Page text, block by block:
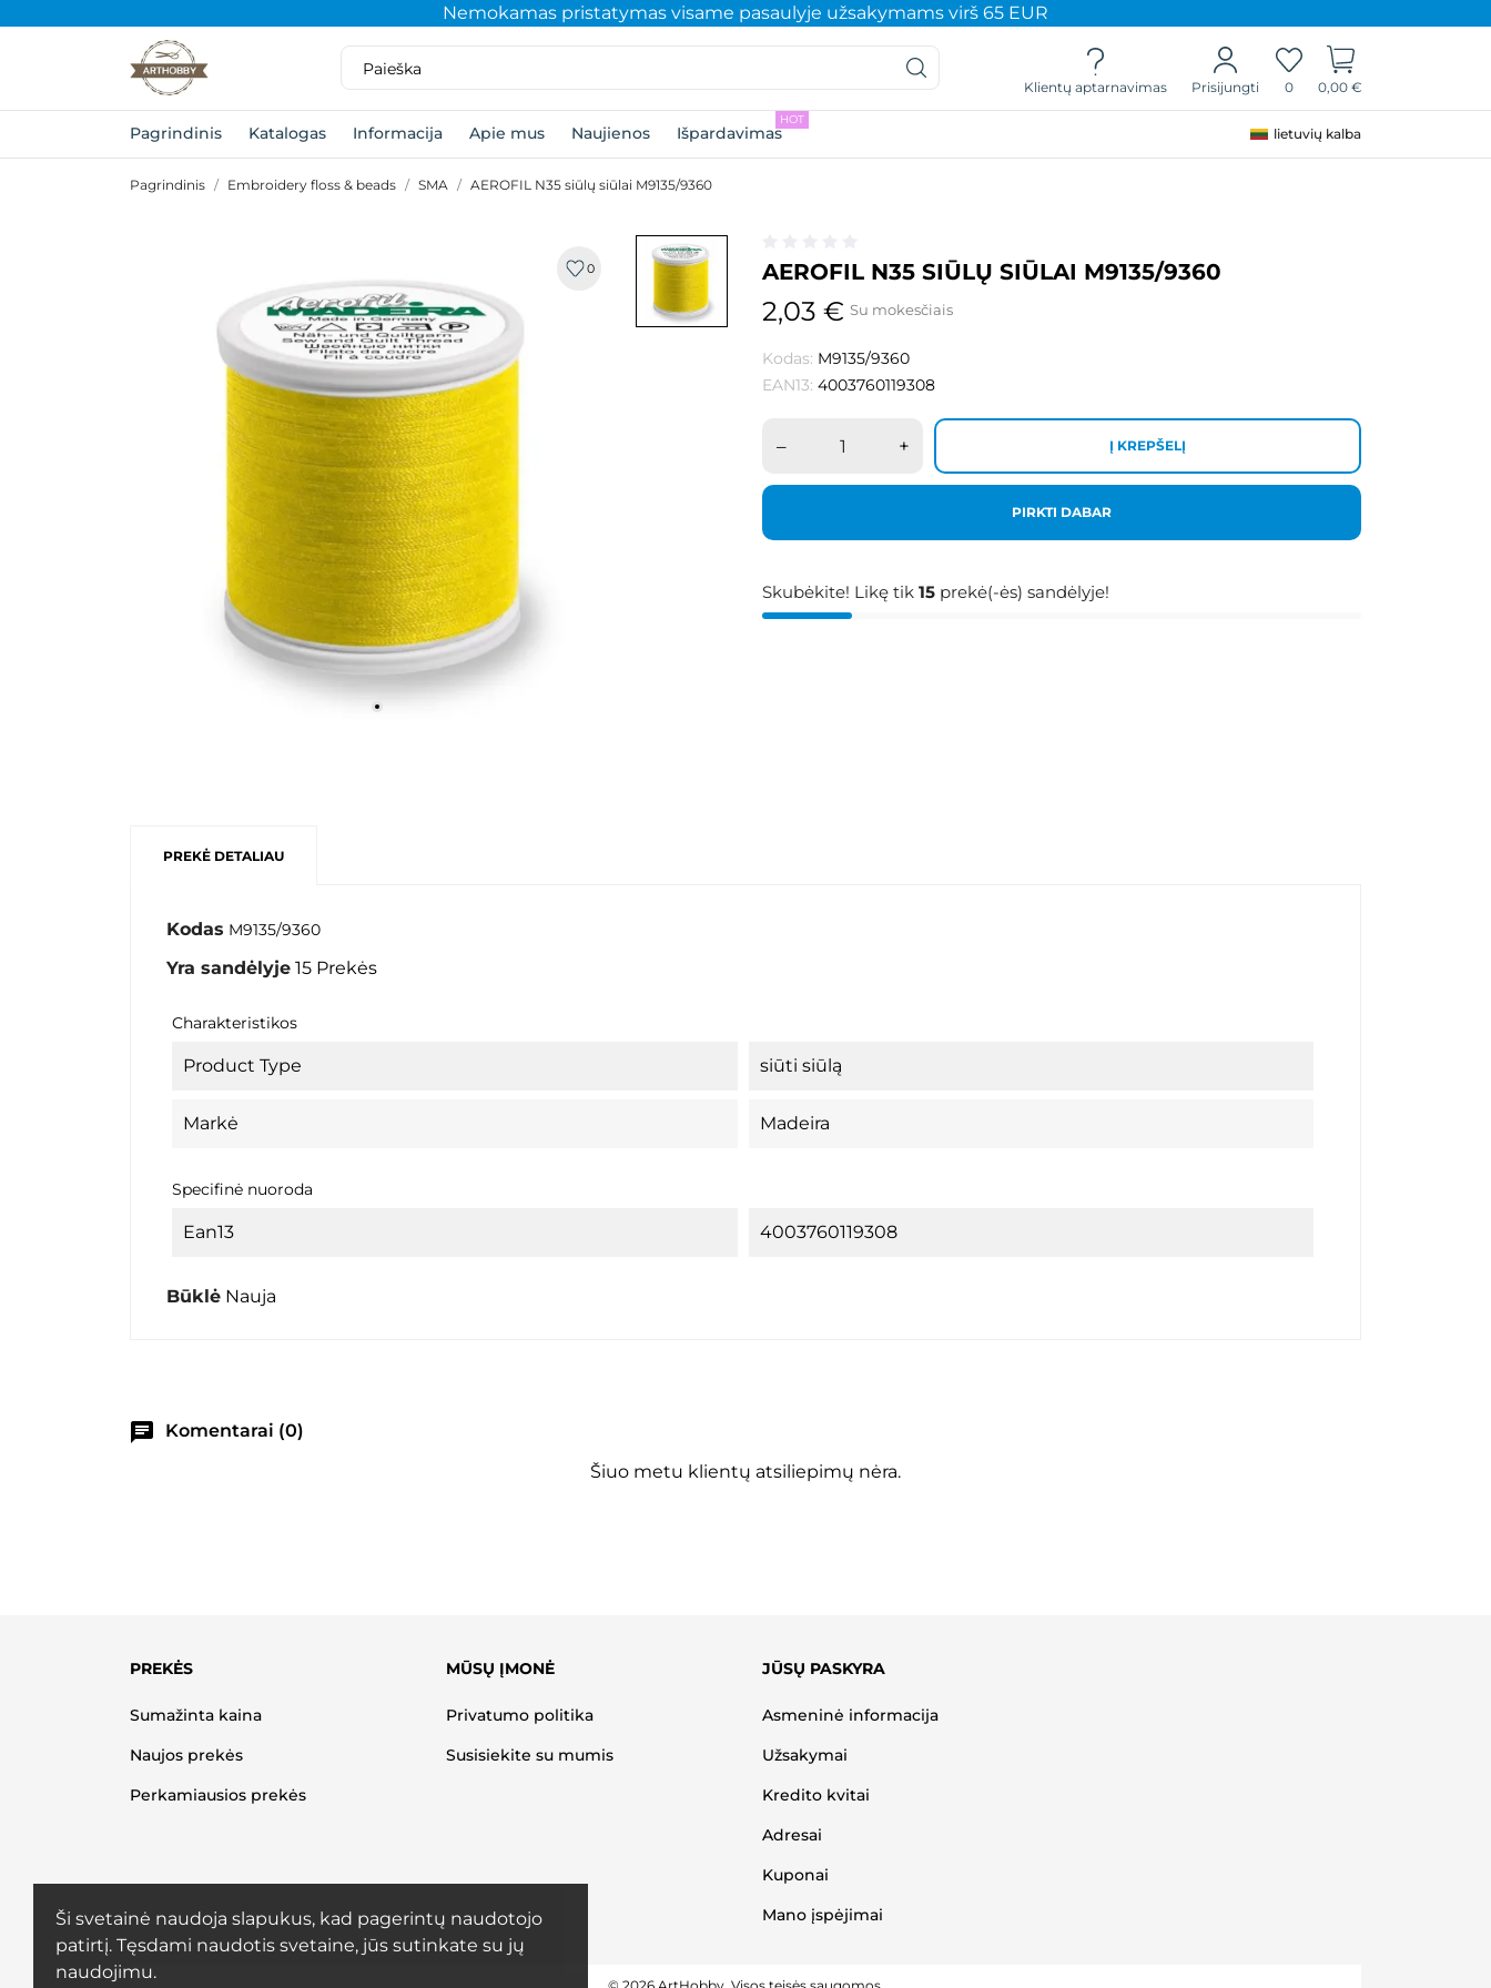
Ši svetainė naudoja slapukus, kad pagerintų naudotojo
patirtį. Tęsdami naudotis svetaine, jūs sutinkate su jų
naudojimu.
Nemokamas pristatymas visame pasaulyje užsakymams virš 65 EUR
Klientų aptarnavimas Prisijungti 0 0,00 €
Pagrindinis Katalogas Informacija Apie mus Naujienos Išpardavimas
HOT
lietuvių kalba
Pagrindinis Embroidery floss & beads SMA AEROFIL N35 siūlų siūlai M9135/9360
0 AEROFIL N35 SIŪLŲ SIŪLAI M9135/9360
2,03 € Su mokesčiais
Kodas: M9135/9360
EAN13: 4003760119308
– + Į KREPŠELĮ
PIRKTI DABAR
Skubėkite! Likę tik 15 prekė(-ės) sandėlyje!
PREKĖ DETALIAU
Kodas M9135/9360
Yra sandėlyje 15 Prekės
Charakteristikos
Product Type siūti siūlą
Markė Madeira
Specifinė nuoroda
Ean13 4003760119308
Būklė Nauja
chat
Komentarai (0)
Šiuo metu klientų atsiliepimų nėra.
PREKĖS
Sumažinta kaina
Naujos prekės
Perkamiausios prekės
MŪSŲ ĮMONĖ
Privatumo politika
Susisiekite su mumis
JŪSŲ PASKYRA
Asmeninė informacija
Užsakymai
Kredito kvitai
Adresai
Kuponai
Mano įspėjimai